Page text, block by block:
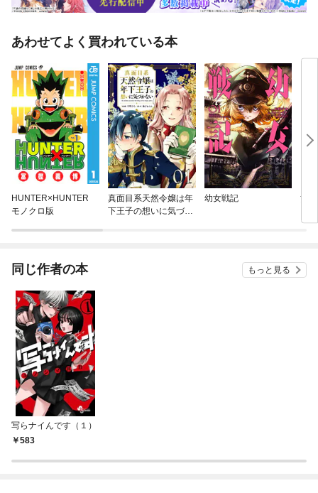
あわせてよく買われている本
HUNTER×HUNTER
モノクロ版
真面目系天然令嬢は年
下王子の想いに気づか
幼女戦記 黄
同じ作者の本 もっと見る
写らナイんです（１）
583